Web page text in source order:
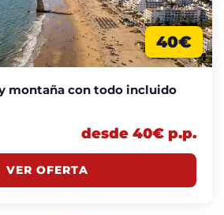
40€
montaña con todo incluido
desde 40€ p.p.
VER OFERTA